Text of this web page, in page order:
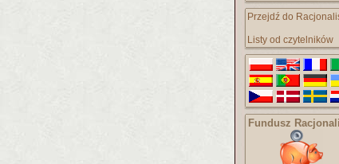
Przejdź do
Listy od czytelników
Fundusz